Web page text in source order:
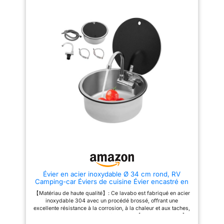
commande
d'écoulement
confortable avec
commande rotative
pratique
une conception à angle droit et
une opération de chanfreinage
sur les coins, ce qui est plus
sûr et plus texturé. L'intérieur de
l'évier adopte un design
coulissant à double rail, ce qui
permet de déplacer librement le
panier/la planche d'égouttage,
etc. et de nettoyer plus
efficacement les fruits et
légumes. La profondeur de
l'évier est également suffisante
pour y déposer les ingrédients,
les casseroles et les poêles de
Douchette Extractible, d'un
robinet d'eau potable, d'un bec
horizontal, d'un distributeur de
savon et d'un lave-tasses. Vous
avez le choix entre différentes
manières de laver vos
casseroles, légumes et fruits, et
de rincer vos tasses avec de
différents besoins des cuisines
modernes Plan de travail noir
multifonction avec décharge
rapide : notre grand évier
adopte un design avec
évacuation de l'eau dans le coin
inférieur droit. Grâce à l'aide de
la rainure de déviation en forme
de X, il est possible d'obtenir
un drainage plus rapide. Le
fond de l'ensemble de l'évier
adopte un design en nid
d'abeille pour éviter que les
taches d'huile ne collent au fond
et a une fonction anti-rayures. Il
égoutter rapidement Facile à
l'installation à plusieurs
personnes, nous avons préparé
langues (anglais, allemand,
italien, espagnol). Vous pouvez
choisir celui que vous préférez
Évier en acier inoxydable Ø 34 cm rond, RV
Camping-car Éviers de cuisine Évier encastré en
acier inoxydable avec robinet à clapet et raccord
de tuyau de vidange, évier de camping pour
cuisine, salle
【Matériau de haute qualité】: Ce lavabo est fabriqué en acier
inoxydable 304 avec un procédé brossé, offrant une
excellente résistance à la corrosion, à la chaleur et aux taches,